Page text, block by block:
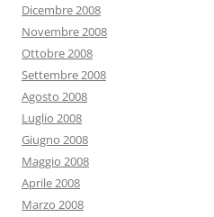
Dicembre 2008
Novembre 2008
Ottobre 2008
Settembre 2008
Agosto 2008
Luglio 2008
Giugno 2008
Maggio 2008
Aprile 2008
Marzo 2008